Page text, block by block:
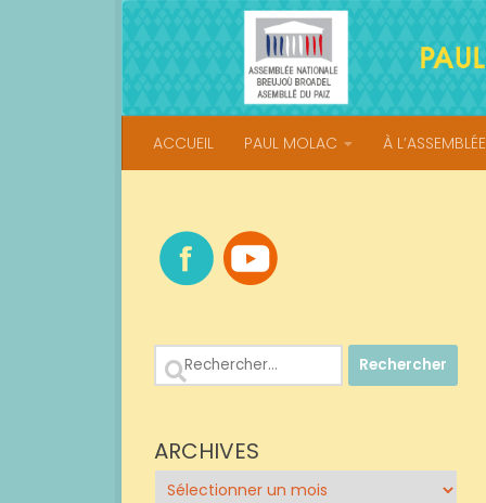
Skip to content
ACCUEIL PAUL MOLAC À L’ASSEMBLÉE
Rechercher :
ARCHIVES
Archives